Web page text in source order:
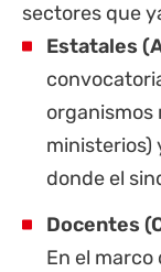
sectores que
Estatales
organismos
ministerios)
donde el
Docentes
En el